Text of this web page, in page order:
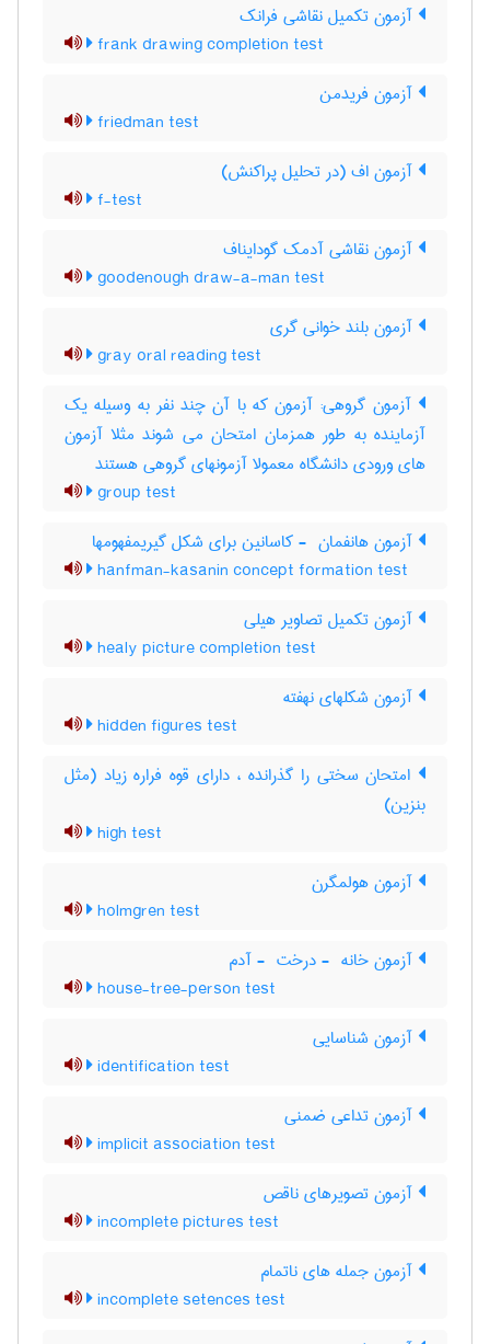
آزمون تکمیل نقاشی فرانک
frank drawing completion test
آزمون فریدمن
friedman test
آزمون اف (در تحلیل پراکنش)
f-test
آزمون نقاشی آدمک گودایناف
goodenough draw-a-man test
آزمون بلند خوانی گری
gray oral reading test
آزمون گروهی: آزمون که با آن چند نفر به وسیله یک
آزماینده به طور همزمان امتحان می شوند مثلا آزمون
های ورودی دانشگاه معمولا آزمونهای گروهی هستند
group test
آزمون هانفمان ‎ - کاسانین برای شکل گیریمفهومها
hanfman-kasanin concept formation test
آزمون تکمیل تصاویر هیلی
healy picture completion test
آزمون شکلهای نهفته
hidden figures test
امتحان سختی را گذرانده ، دارای قوه فراره زیاد (مثل
بنزین)
high test
آزمون هولمگرن
holmgren test
آزمون خانه ‎ - درخت ‎ - آدم
house-tree-person test
آزمون شناسایی
identification test
آزمون تداعی ضمنی
implicit association test
آزمون تصویرهای ناقص
incomplete pictures test
آزمون جمله های ناتمام
incomplete setences test